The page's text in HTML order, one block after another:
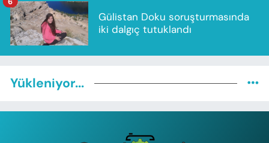
Gülistan Doku soruşturmasında
iki dalgıç tutuklandı
Yükleniyor...